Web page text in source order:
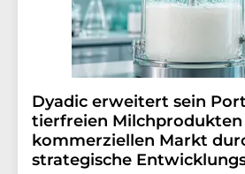
Dyadic erweitert sein
tierfreien
kommerziellen Markt
strategische